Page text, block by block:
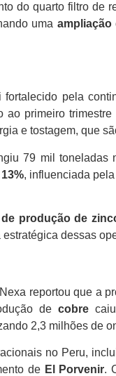
do quarto filtro de
uma ampliação
pela
primeiro
e tostagem, que
79 mil toneladas
13%, influenciada
produção de
dessas
reportou que a
de cobrecaiu
2,3 milhões de
no Peru,
de El Porvenir.